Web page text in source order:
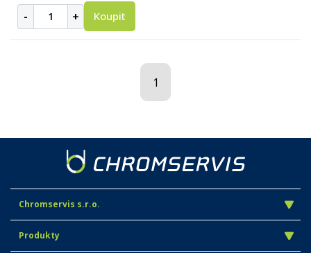
- + Koupit
1
Chromservis s.r.o.
Produkty